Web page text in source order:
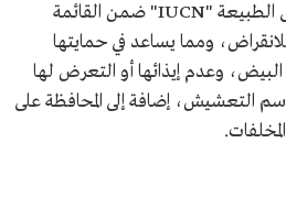
الاتحاد الدولي للمحافظة على الطبيعة "IUCN" ضمن القائمة
ومما يساعد في حمايتها
وعدم إيذائها أو التعرض لها
التعشيش، إضافة إلى المحافظة على